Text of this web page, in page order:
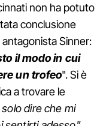
non ha potuto
conclusione
Sinner:
il modo in cui
un trofeo". Si è
a trovare le
dire che mi